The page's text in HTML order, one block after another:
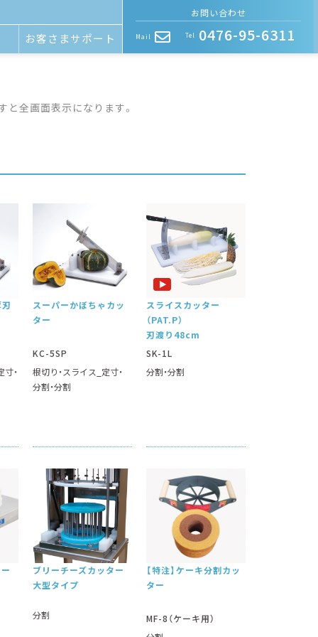
お客さまサポート
お問い合わせ
Mail Tel 0476-95-6311
全画面表示になります。
寸
スーパーかぼちゃカッ
ター
KC-5SP
根切り スライス_定寸
分割 分割
スライスカッター
（PAT.P）
刃渡り48cm
SK-1L
分割 分割
ブリーチーズカッター
大型タイプ
分割
【特注】ケーキ分割カッ
ター
MF-8（ケーキ用）